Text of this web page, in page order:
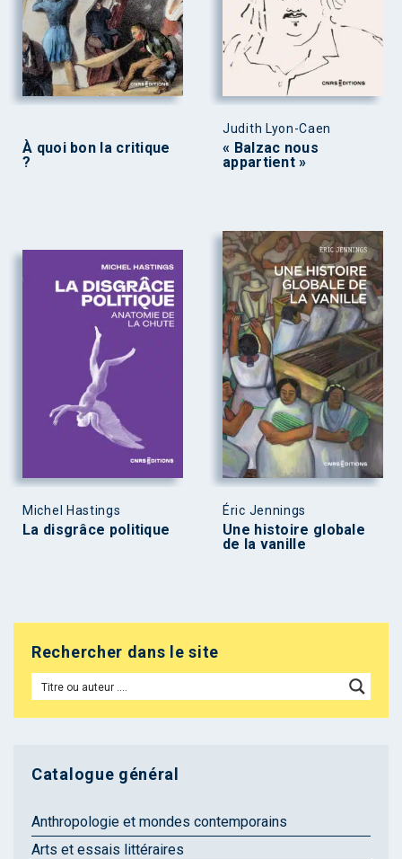
À quoi bon la critique
?
Judith Lyon-Caen
« Balzac nous
appartient »
Michel Hastings
La disgrâce politique
Éric Jennings
Une histoire globale
de la vanille
Rechercher dans le site
Catalogue général
Anthropologie et mondes contemporains
Arts et essais littéraires